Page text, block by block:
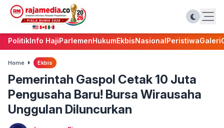
PolitikInfo HajiParlemenHukumEkbisNasionalPeristiwaGaleri
Home Ekbis
Pemerintah Gaspol Cetak 10 Juta
Pengusaha Baru! Bursa Wirausaha
Unggulan Diluncurkan